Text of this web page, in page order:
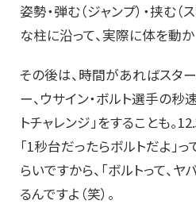
姿勢・弾む（ジャンプ）・挟む（
な柱に沿って、実際に体を動か
その後は、時間があればスタ
ー、ウサイン・ボルト選手の
トチャレンジ」をすることも。
「1秒台だったらボルトだよ」
らいですから、「ボルトって、ヤ
るんですよ（笑）。